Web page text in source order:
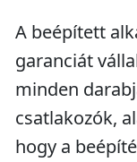
A beépített
garanciát
minden
csatlakozók,
hogy a